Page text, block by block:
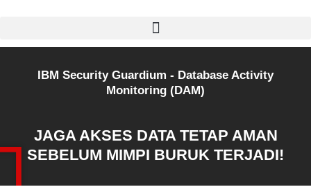
IBM Security Guardium - Database Activity
Monitoring (DAM)
JAGA AKSES DATA TETAP AMAN
SEBELUM MIMPI BURUK TERJADI!